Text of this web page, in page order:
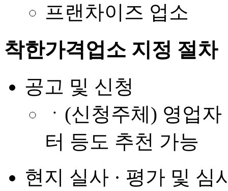
프랜차이즈 업소
착한가격업소 지정 절차
공고 및 신청
ㆍ(신청주체) 영업
터 등도 추천 가능
현지 실사 · 평가 및 심